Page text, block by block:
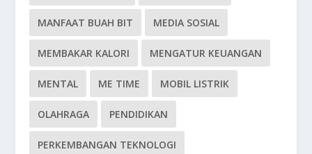
MANFAAT BUAH BIT MEDIA SOSIAL
MEMBAKAR KALORI MENGATUR KEUANGAN
MENTAL ME TIME MOBIL LISTRIK
OLAHRAGA PENDIDIKAN
PERKEMBANGAN TEKNOLOGI